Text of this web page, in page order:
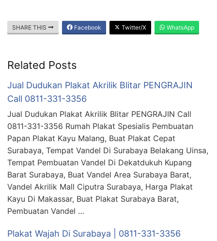
SHARE THIS Facebook Twitter/X WhatsApp
Related Posts
Jual Dudukan Plakat Akrilik Blitar PENGRAJIN
Call 0811-331-3356
Jual Dudukan Plakat Akrilik Blitar PENGRAJIN Call
0811-331-3356 Rumah Plakat Spesialis Pembuatan
Papan Plakat Kayu Malang, Buat Plakat Cepat
Surabaya, Tempat Vandel Di Surabaya Belakang Uinsa,
Tempat Pembuatan Vandel Di Dekatdukuh Kupang
Barat Surabaya, Buat Vandel Area Surabaya Barat,
Vandel Akrilik Mall Ciputra Surabaya, Harga Plakat
Kayu Di Makassar, Buat Plakat Surabaya Barat,
Pembuatan Vandel …
Plakat Wajah Di Surabaya | 0811-331-3356